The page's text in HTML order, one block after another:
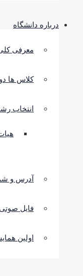
درباره دانشگاه
معرفی
کلاس ها
انتخاب
آدرس و
فایل
اولین